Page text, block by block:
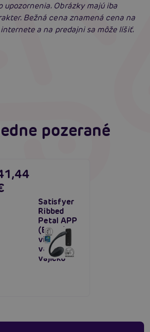
upozornenia. Obrázky majú iba
Bežná cena znamená cena na
a na predajni sa môže líšiť.
Príručka Sexiómov
ktorý vám otvorí dvere!
pozerané
Satisfyer
Ribbed
Petal APP
(Black),
vibračné
vaginálne
vajíčko